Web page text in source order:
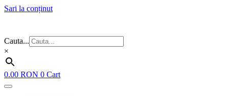
Sari la conținut
Cauta...
×
0.00 RON 0 Cart